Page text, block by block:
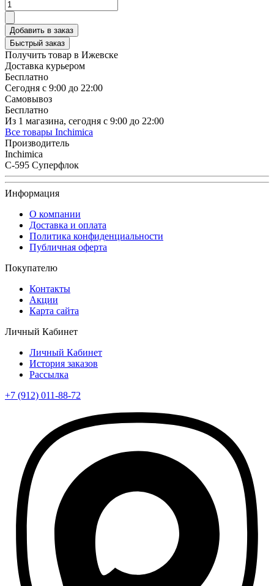
Добавить в заказ
Быстрый заказ
Получить товар в Ижевске
Доставка курьером
Бесплатно
Сегодня с 9:00 до 22:00
Самовывоз
Бесплатно
Из 1 магазина, сегодня с 9:00 до 22:00
Все товары Inchimica
Производитель
Inchimica
C-595 Суперфлок
Информация
О компании
Доставка и оплата
Политика конфиденциальности
Публичная оферта
Покупателю
Контакты
Акции
Карта сайта
Личный Кабинет
Личный Кабинет
История заказов
Рассылка
+7 (912) 011-88-72